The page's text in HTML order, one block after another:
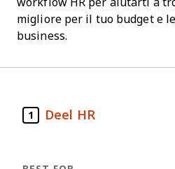
workflow HR per aiutarti a
migliore per il tuo budget e
business.
1 Deel HR